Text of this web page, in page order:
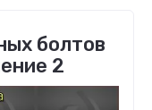
болтов
2